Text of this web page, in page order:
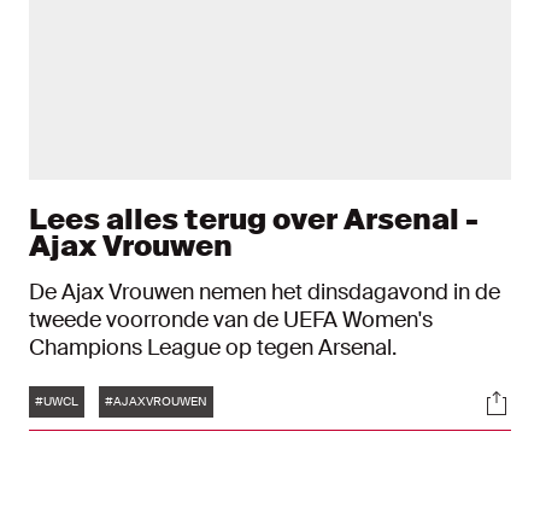
Lees alles terug over Arsenal -
Ajax Vrouwen
De Ajax Vrouwen nemen het dinsdagavond in de
tweede voorronde van de UEFA Women's
Champions League op tegen Arsenal.
Tags
#UWCL #AJAXVROUWEN